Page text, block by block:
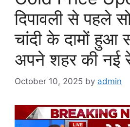
दिपावली से पहले
चांदी के दामों हुआ
अपने शहर की नई
October 10, 2025 by admin